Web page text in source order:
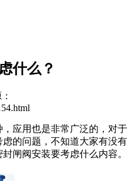
什么？
应用也是非常广泛的，对于
的问题，不知道大家有没有
闸阀安装要考虑什么内容。